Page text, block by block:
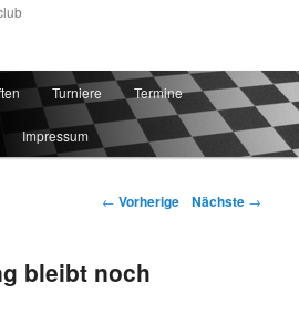
wechselnTurniere Termine
Impressum
Artikelnavigation
← Vorherige Nächste →
bleibt noch